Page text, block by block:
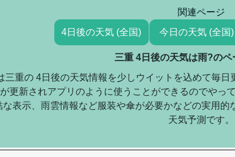
関連ページ
4日後の天気 (全国) 今日の天気 (全国)
三重 4日後の天気は雨?のペ
三重の 4日後の天気情報を少しウイットを込めて毎
更新されアプリのように使うことができるのでやっ
な表示、雨雲情報など服装や傘が必要かなどの実用
天気予測です。